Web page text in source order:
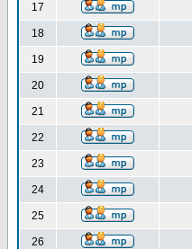
17
18
19
20
21
22
23
24
25
26